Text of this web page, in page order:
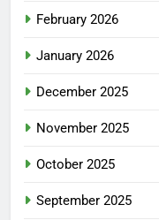
February 2026
January 2026
December 2025
November 2025
October 2025
September 2025